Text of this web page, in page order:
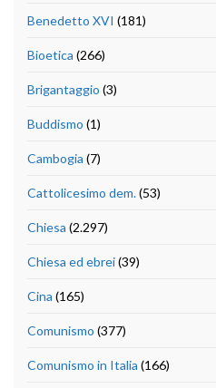
Benedetto XVI (181)
Bioetica (266)
Brigantaggio (3)
Buddismo (1)
Cambogia (7)
Cattolicesimo dem.(53)
Chiesa (2.297)
Chiesa ed ebrei(39)
Cina (165)
Comunismo (377)
Comunismo in Italia (166)